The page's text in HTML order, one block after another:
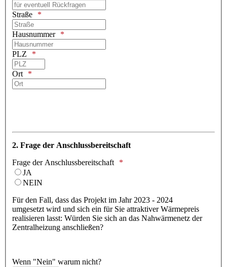
Straße
Hausnummer
PLZ
Ort
2. Frage der Anschlussbereitschaft
Frage der Anschlussbereitschaft
JA
NEIN
Für den Fall, dass das Projekt im Jahr 2023 - 2024
umgesetzt wird und sich ein für Sie attraktiver Wärmepreis
realisieren lasst: Würden Sie sich an das Nahwärmenetz der
Zentralheizung anschließen?
Wenn "Nein" warum nicht?